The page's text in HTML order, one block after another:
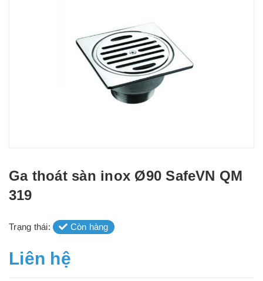
Ga thoát sàn inox Ø90 SafeVN QM
319
Trạng thái: Còn hàng
Liên hệ